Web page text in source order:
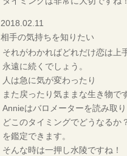
2018.02.11
相手の気持ちを知りたい
それがわかればどれだけ恋は上
永遠に続くでしょう。
人は急に気が変わったり
また戻ったり気ままな生き物で
Annieはバロメーターを読み取
どこのタイミングでどうなるか
を鑑定できます。
そんな時は一押し水陵ですね！